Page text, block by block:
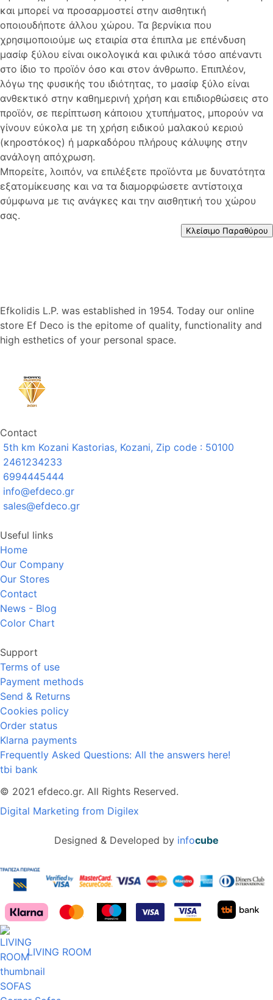
και μπορεί να προσαρμοστεί στην αισθητική
οποιουδήποτε άλλου χώρου. Τα βερνίκια που
χρησιμοποιούμε ως εταιρία στα έπιπλα με επένδυση
μασίφ ξύλου είναι οικολογικά και φιλικά τόσο απέναντι
στο ίδιο το προϊόν όσο και στον άνθρωπο. Επιπλέον,
λόγω της φυσικής του ιδιότητας, το μασίφ ξύλο είναι
ανθεκτικό στην καθημερινή χρήση και επιδιορθώσεις στο
προϊόν, σε περίπτωση κάποιου χτυπήματος, μπορούν να
γίνουν εύκολα με τη χρήση ειδικού μαλακού κεριού
(κηροστόκος) ή μαρκαδόρου πλήρους κάλυψης στην
ανάλογη απόχρωση.
Μπορείτε, λοιπόν, να επιλέξετε προϊόντα με δυνατότητα
εξατομίκευσης και να τα διαμορφώσετε αντίστοιχα
σύμφωνα με τις ανάγκες και την αισθητική του χώρου
σας.
Κλείσιμο Παραθύρου
Efkolidis L.P. was established in 1954. Today our online
store Ef Deco is the epitome of quality, functionality and
high esthetics of your personal space.
Contact
5th km Kozani Kastorias, Kozani, Zip code : 50100
2461234233
6994445444
info@efdeco.gr
sales@efdeco.gr
Useful links
Home
Our Company
Our Stores
Contact
News - Blog
Color Chart
Support
Terms of use
Payment methods
Send & Returns
Cookies policy
Order status
Klarna payments
Frequently Asked Questions: All the answers here!
tbi bank
© 2021 efdeco.gr. All Rights Reserved.
Digital Marketing from Digilex
Designed & Developed by infocube
LIVING ROOM
SOFAS